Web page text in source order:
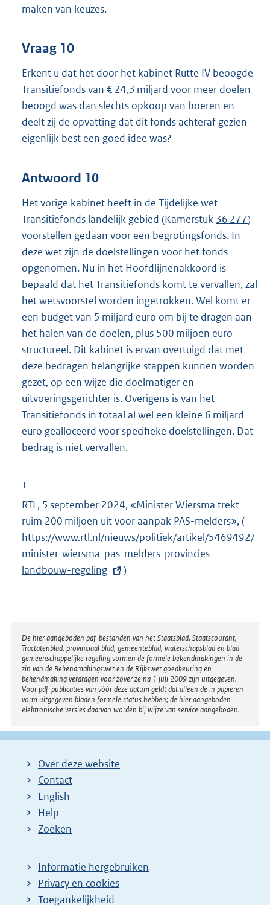
maken van keuzes.
Vraag 10
Erkent u dat het door het kabinet Rutte IV beoogde
Transitiefonds van € 24,3 miljard voor meer doelen
beoogd was dan slechts opkoop van boeren en
deelt zij de opvatting dat dit fonds achteraf gezien
eigenlijk best een goed idee was?
Antwoord 10
Het vorige kabinet heeft in de Tijdelijke wet
Transitiefonds landelijk gebied (Kamerstuk 36 277)
voorstellen gedaan voor een begrotingsfonds. In
deze wet zijn de doelstellingen voor het fonds
opgenomen. Nu in het Hoofdlijnenakkoord is
bepaald dat het Transitiefonds komt te vervallen, zal
het wetsvoorstel worden ingetrokken. Wel komt er
een budget van 5 miljard euro om bij te dragen aan
het halen van de doelen, plus 500 miljoen euro
structureel. Dit kabinet is ervan overtuigd dat met
deze bedragen belangrijke stappen kunnen worden
gezet, op een wijze die doelmatiger en
uitvoeringsgerichter is. Overigens is van het
Transitiefonds in totaal al wel een kleine 6 miljard
euro gealloceerd voor specifieke doelstellingen. Dat
bedrag is niet vervallen.
1
RTL, 5 september 2024, «Minister Wiersma trekt
ruim 200 miljoen uit voor aanpak PAS-melders», (
x
https://www.rtl.nl/nieuws/politiek/artikel/5469492/
minister-wiersma-pas-melders-provincies-
landbouw-regeling
)
Disclaimer
De hier aangeboden pdf-bestanden van het Staatsblad, Staatscourant,
Tractatenblad, provinciaal blad, gemeenteblad, waterschapsblad en blad
gemeenschappelijke regeling vormen de formele bekendmakingen in de
zin van de Bekendmakingswet en de Rijkswet goedkeuring en
bekendmaking verdragen voor zover ze na 1 juli 2009 zijn uitgegeven.
Voor pdf-publicaties van vóór deze datum geldt dat alleen de in papieren
vorm uitgegeven bladen formele status hebben; de hier aangeboden
elektronische versies daarvan worden bij wijze van service aangeboden.
Over deze website
Contact
English
Help
Zoeken
Informatie hergebruiken
Privacy en cookies
Toegankelijkheid